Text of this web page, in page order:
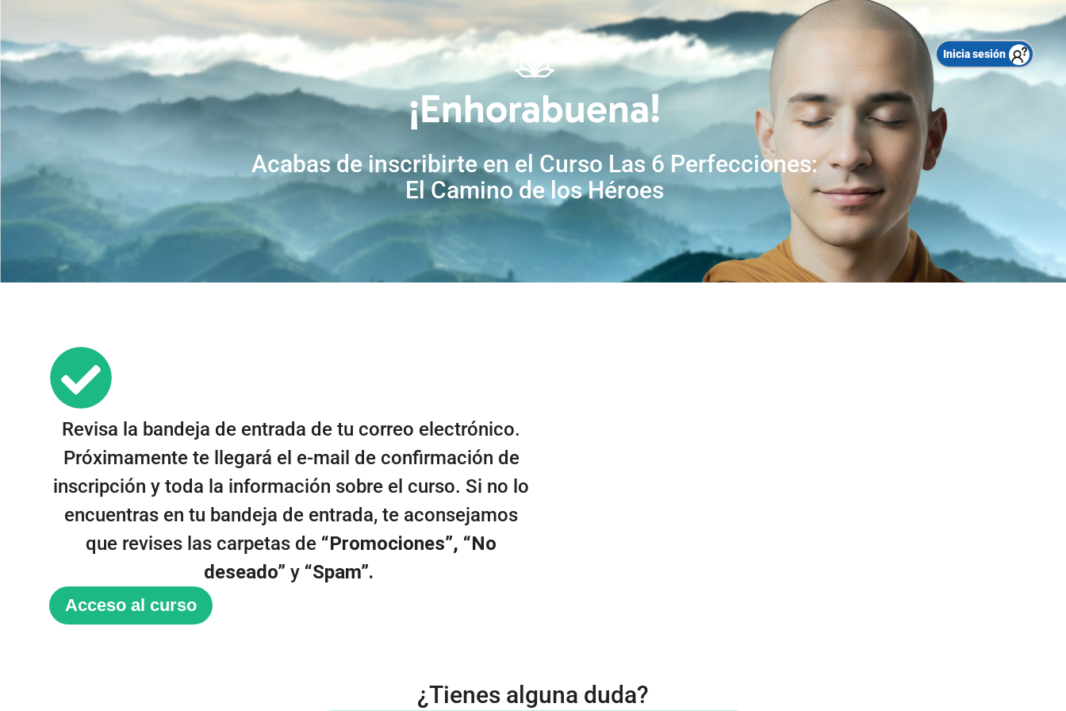
Inicia sesión
¡Enhorabuena!
Acabas de inscribirte en el Curso Las 6 Perfecciones:
El Camino de los Héroes
Revisa la bandeja de entrada de tu correo electrónico.
Próximamente te llegará el e-mail de confirmación de
inscripción y toda la información sobre el curso. Si no lo
encuentras en tu bandeja de entrada, te aconsejamos
que revises las carpetas de “Promociones”, “No
deseado” y “Spam”.
Acceso al curso
¿Tienes alguna duda?